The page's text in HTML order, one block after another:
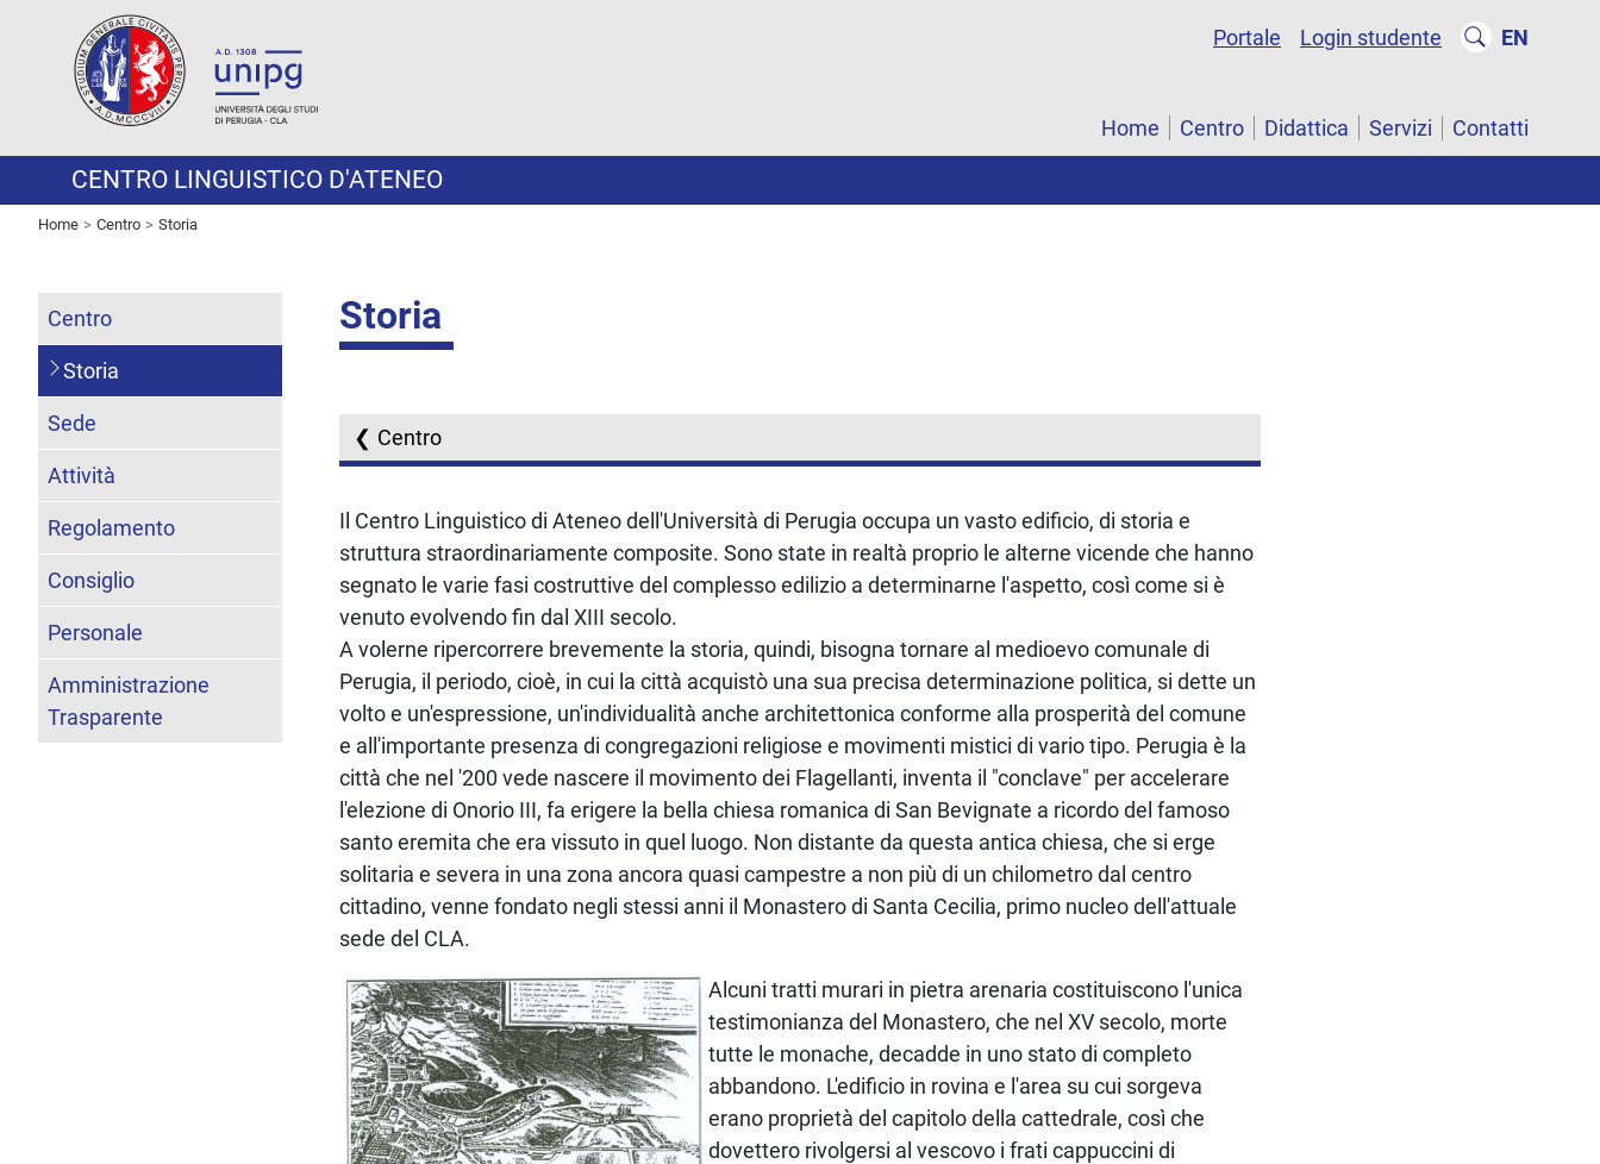
Portale Login studente EN
Home Centro Didattica Servizi Contatti
CENTRO LINGUISTICO D'ATENEO
Home Centro Storia
Storia
Centro
Il Centro Linguistico di Ateneo dell'Università di Perugia occupa un vasto edificio, di storia e
struttura straordinariamente composite. Sono state in realtà proprio le alterne vicende che hanno
segnato le varie fasi costruttive del complesso edilizio a determinarne l'aspetto, così come si è
venuto evolvendo fin dal XIII secolo.
A volerne ripercorrere brevemente la storia, quindi, bisogna tornare al medioevo comunale di
Perugia, il periodo, cioè, in cui la città acquistò una sua precisa determinazione politica, si dette un
volto e un'espressione, un'individualità anche architettonica conforme alla prosperità del comune
e all'importante presenza di congregazioni religiose e movimenti mistici di vario tipo. Perugia è la
città che nel '200 vede nascere il movimento dei Flagellanti, inventa il "conclave" per accelerare
l'elezione di Onorio III, fa erigere la bella chiesa romanica di San Bevignate a ricordo del famoso
santo eremita che era vissuto in quel luogo. Non distante da questa antica chiesa, che si erge
solitaria e severa in una zona ancora quasi campestre a non più di un chilometro dal centro
cittadino, venne fondato negli stessi anni il Monastero di Santa Cecilia, primo nucleo dell'attuale
sede del CLA.
Alcuni tratti murari in pietra arenaria costituiscono l'unica
testimonianza del Monastero, che nel XV secolo, morte
tutte le monache, decadde in uno stato di completo
abbandono. L'edificio in rovina e l'area su cui sorgeva
erano proprietà del capitolo della cattedrale, così che
dovettero rivolgersi al vescovo i frati cappuccini di
Centro
Storia
Sede
Attività
Regolamento
Consiglio
Personale
Amministrazione
Trasparente